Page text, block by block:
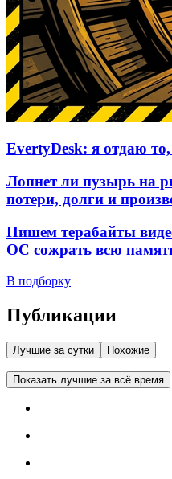
EvertyDesk: я отдаю
Лопнет ли пузырь на
потери, долги и
Пишем терабайты
ОС сожрать всю
В подборку
Публикации
Лучшие за сутки Похожие
Показать лучшие за всё время